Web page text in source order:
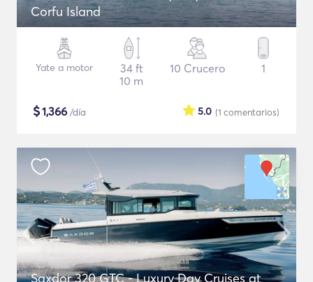
Corfu Island
Yate a motor
34 ft
10 m
10 Crucero 1
$1,366 /día (1 comentarios)
5.0
Saxdor 320 GTC - Luxury Day Cruises at